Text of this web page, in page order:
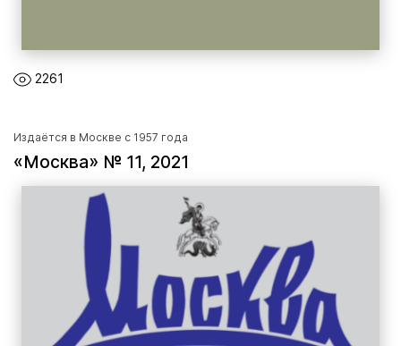
2261
Издаётся в Москве с 1957 года
«Москва» № 11, 2021